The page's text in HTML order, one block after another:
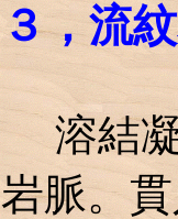
３，流
溶結凝
岩脈。